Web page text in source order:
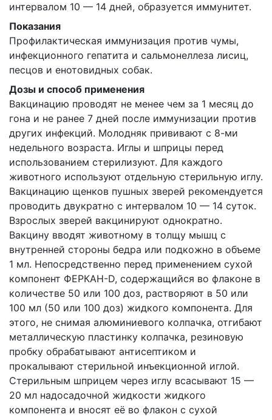
интервалом 10 — 14 дней, образуется иммунитет.
Показания
Профилактическая иммунизация против чумы,
инфекционного гепатита и сальмонеллеза лисиц,
песцов и енотовидных собак.
Дозы и способ применения
Вакцинацию проводят не менее чем за 1 месяц до
гона и не ранее 7 дней после иммунизации против
других инфекций. Молодняк прививают с 8-ми
недельного возраста. Иглы и шприцы перед
использованием стерилизуют. Для каждого
животного используют отдельную стерильную иглу.
Вакцинацию щенков пушных зверей рекомендуется
проводить двукратно с интервалом 10 — 14 суток.
Взрослых зверей вакцинируют однократно.
Вакцину вводят животному в толщу мышц с
внутренней стороны бедра или подкожно в объеме
1 мл. Непосредственно перед применением сухой
компонент ФЕРКАН-D, содержащийся во флаконе в
количестве 50 или 100 доз, растворяют в 50 или
100 мл (50 или 100 доз) жидкого компонента. Для
этого, не снимая алюминиевого колпачка, отгибают
металлическую пластинку колпачка, резиновую
пробку обрабатывают антисептиком и
прокалывают стерильной инъекционной иглой.
Стерильным шприцем через иглу всасывают 15 —
20 мл надосадочной жидкости жидкого
компонента и вносят её во флакон с сухой